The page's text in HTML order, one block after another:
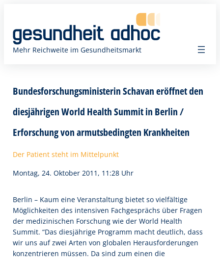
springen
Mehr Reichweite im Gesundheitsmarkt
Bundesforschungsministerin Schavan eröffnet den
diesjährigen World Health Summit in Berlin /
Erforschung von armutsbedingten Krankheiten
Der Patient steht im Mittelpunkt
Montag, 24. Oktober 2011, 11:28 Uhr
Berlin – Kaum eine Veranstaltung bietet so vielfältige
Möglichkeiten des intensiven Fachgesprächs über Fragen
der medizinischen Forschung wie der World Health
Summit. “Das diesjährige Programm macht deutlich, dass
wir uns auf zwei Arten von globalen Herausforderungen
konzentrieren müssen. Da sind zum einen die